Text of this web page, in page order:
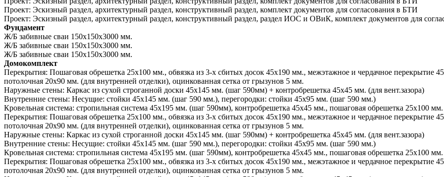
Проект: Эскизный раздел, архитектурный раздел, конструктивный раздел, комплект документов для согласования в БТИ
Проект: Эскизный раздел, архитектурный раздел, конструктивный раздел, раздел ИОС и ОВиК, комплект документов для
Фундамент
Ж/Б забивные сваи 150х150х3000 мм.
Ж/Б забивные сваи 150х150х3000 мм.
Ж/Б забивные сваи 150х150х3000 мм.
Домокомплект
Перекрытия: Пошаговая обрешетка 25х100 мм., обвязка из 3-х сбитых досок 45х190 мм., межэтажное и чердачное перекрытие
потолочная 20х90 мм. (для внутренней отделки), оцинкованная сетка от грызунов 5 мм.
Наружные стены: Каркас из сухой строганной доски 45х145 мм. (шаг 590мм) + контробрешетка 45х45 мм. (для вент.зазора)
Внутренние стены: Несущие: стойки 45х145 мм. (шаг 590 мм.), перегородки: стойки 45х95 мм. (шаг 590 мм.)
Кровельная система: стропильная система 45х195 мм. (шаг 590мм), контробрешетка 45х45 мм., пошаговая обрешетка 25х100 мм.
Перекрытия: Пошаговая обрешетка 25х100 мм., обвязка из 3-х сбитых досок 45х190 мм., межэтажное и чердачное перекрытие
потолочная 20х90 мм. (для внутренней отделки), оцинкованная сетка от грызунов 5 мм.
Наружные стены: Каркас из сухой строганной доски 45х145 мм. (шаг 590мм) + контробрешетка 45х45 мм. (для вент.зазора)
Внутренние стены: Несущие: стойки 45х145 мм. (шаг 590 мм.), перегородки: стойки 45х95 мм. (шаг 590 мм.)
Кровельная система: стропильная система 45х195 мм. (шаг 590мм), контробрешетка 45х45 мм., пошаговая обрешетка 25х100 мм.
Перекрытия: Пошаговая обрешетка 25х100 мм., обвязка из 3-х сбитых досок 45х190 мм., межэтажное и чердачное перекрытие
потолочная 20х90 мм. (для внутренней отделки), оцинкованная сетка от грызунов 5 мм.